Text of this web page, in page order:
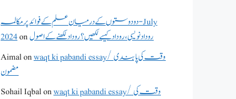
دو دوستوں کے درمیان علم کے فوائد پر مکالمہ - July
2024onروداد نویسی ،روداد کیسے لکھیں؟ روداد لکھنے کے اصول
Aimalonwaqt ki pabandi essay/ وقت کی پابندی
مضمون
Sohail Iqbalonwaqt ki pabandi essay/ وقت کی